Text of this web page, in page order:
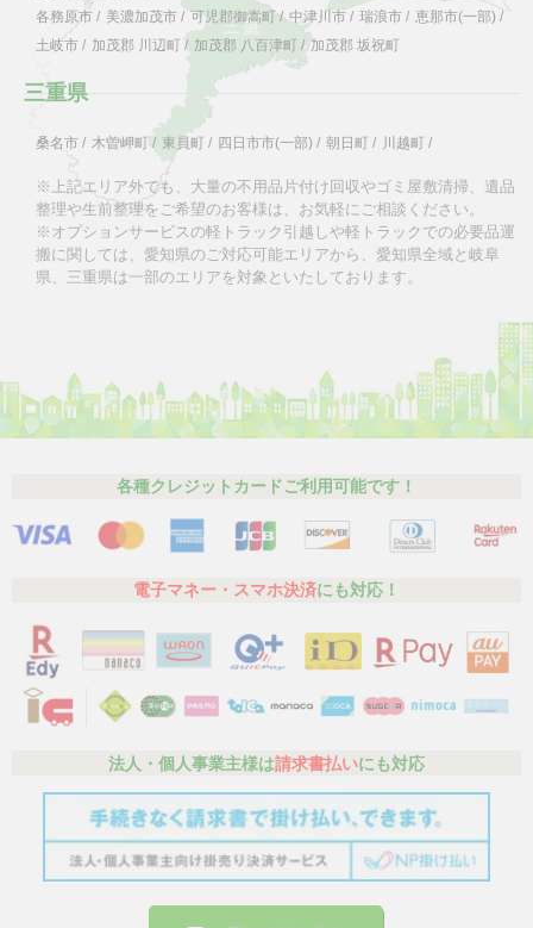
各務原市 / 美濃加茂市 / 可児郡御嵩町/ 中津川市 / 瑞浪市 / 恵那市(一部) /
土岐市 / 加茂郡 川辺町 / 加茂郡 八百津町 / 加茂郡 坂祝町
三重県
桑名市 / 木曽岬町 / 東員町 / 四日市市(一部) / 朝日町 / 川越町 /
※上記エリア外でも、大量の不用品片付け回収やゴミ屋敷清掃、遺品
整理や生前整理をご希望のお客様は、お気軽にご相談ください。
※オプションサービスの軽トラック引越しや軽トラックでの必要品運
搬に関しては、愛知県のご対応可能エリアから、愛知県全域と岐阜
県、三重県は一部のエリアを対象といたしております。
各種クレジットカードご利用可能です！
電子マネー・スマホ決済にも対応！
法人・個人事業主様は請求書払いにも対応